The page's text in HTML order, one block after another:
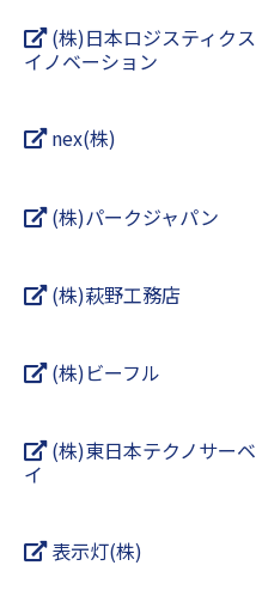
(株)日本ロジスティクス
イノベーション
nex(株)
(株)パークジャパン
(株)萩野工務店
(株)ビーフル
(株)東日本テクノサーベ
イ
表示灯(株)